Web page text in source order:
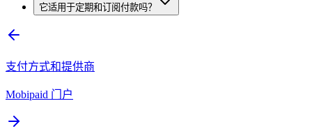
它适用于定期和订阅付款吗？
支付方式和提供商
Mobipaid 门户